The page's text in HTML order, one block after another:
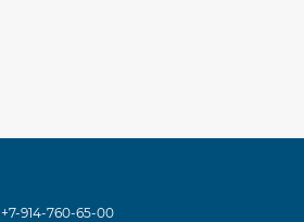
+7-914-760-65-00